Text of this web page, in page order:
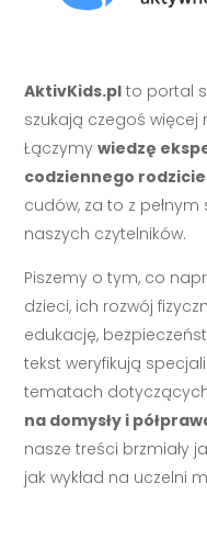
AktivKids.pl to portal
szukają czegoś
Łączymywiedzę
codziennego
cudów, za to z
naszych czytelników.
Piszemy o tym, co
dzieci, ich rozwój
edukację,
tekst weryfikują
tematach
na domysły i
nasze treści brzmiały
jak wykład na uczelni